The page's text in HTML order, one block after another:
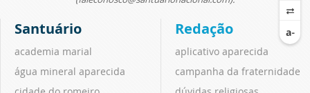
Santuário
academia marial
água mineral aparecida
Redação
aplicativo aparecida
campanha da fraternidade